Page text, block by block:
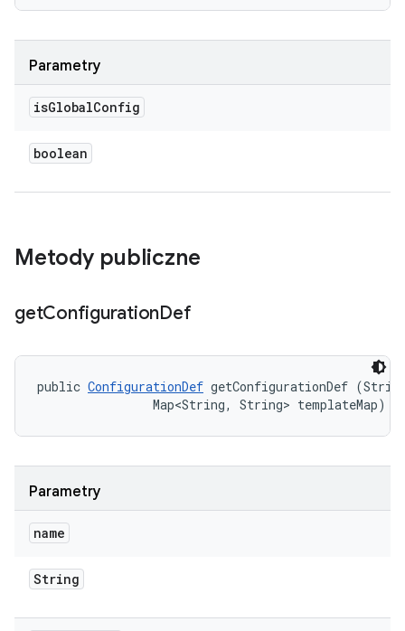
Parametry
isGlobalConfig
boolean
Metody publiczne
getConfigurationDef
public ConfigurationDef getConfigurationDef
                Map<String, String> templateMap)
Parametry
name
String